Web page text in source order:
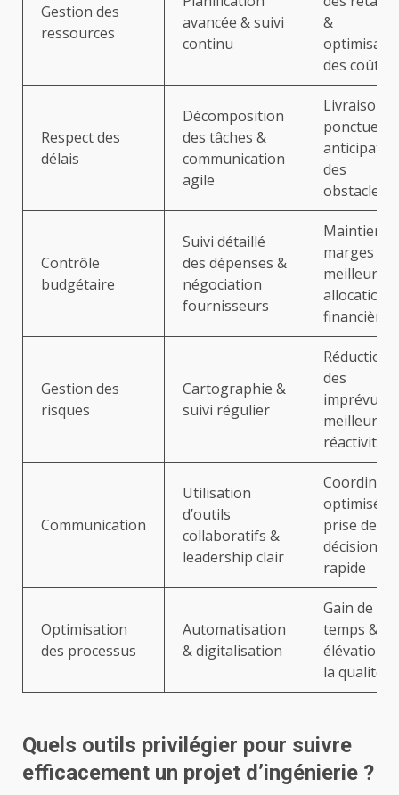
Gestion des
ressources
avancée & suivi
continu
&
des coûts
Respect des
délais
Décomposition
des tâches &
communication
agile
Livraison
ponctuelle
des
obstacles
Contrôle
budgétaire
Suivi détaillé
des dépenses &
négociation
fournisseurs
Maintien
marges &
meilleure
allocation
financière
Gestion des
risques
Cartographie &
suivi régulier
Réduction
des
imprévus &
meilleure
réactivité
Communication
Utilisation
d’outils
collaboratifs &
leadership clair
optimisée
prise de
décision
rapide
Optimisation
des processus
Automatisation
& digitalisation
Gain de
temps &
élévation
la qualité
Quels outils privilégier pour suivre
efficacement un projet d’ingénierie ?